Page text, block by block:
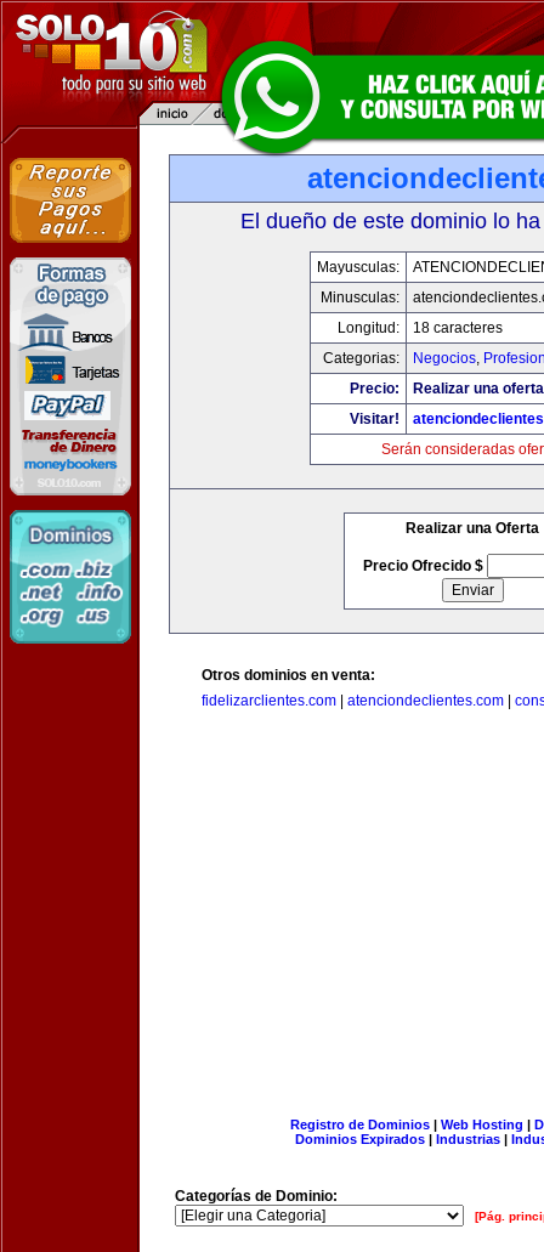
El dueño de este dominio lo
Mayusculas:
Minusculas:
Longitud:
18 caracteres
Categorias:
Negocios,
Precio:
Realizar una
Visitar!
Serán consideradas
Realizar una Oferta
Precio Ofrecido $
Otros dominios en venta:
fidelizarclientes.com
atenciondeclientes.com
Registro de Dominios| Web Hosting |
Dominios Expirados | Industrias |
Categorías de Dominio:
[Pág.